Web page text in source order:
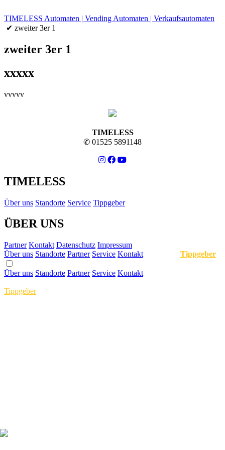
TIMELESS Automaten | Vending Automaten | Verkaufsautomaten
✔ zweiter 3er 1
zweiter 3er 1
xxxxx
vvvvv
TIMELESS
✆ 01525 5891148
TIMELESS
Über uns Standorte Service Tippgeber
ÜBER UNS
Partner Kontakt Datenschutz Impressum
Über uns Standorte Partner Service Kontakt Tippgeber
Über uns Standorte Partner Service Kontakt
Tippgeber